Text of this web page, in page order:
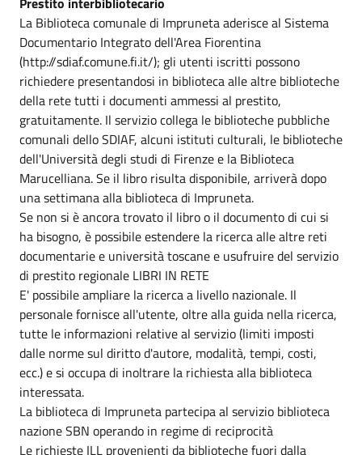
La Biblioteca comunale di Impruneta aderisce al Sistema
Documentario Integrato dell'Area Fiorentina
(http://sdiaf.comune.fi.it/); gli utenti iscritti possono
richiedere presentandosi in biblioteca alle altre biblioteche
della rete tutti i documenti ammessi al prestito,
gratuitamente. Il servizio collega le biblioteche pubbliche
comunali dello SDIAF, alcuni istituti culturali, le biblioteche
dell'Università degli studi di Firenze e la Biblioteca
Marucelliana. Se il libro risulta disponibile, arriverà dopo
una settimana alla biblioteca di Impruneta.
Se non si è ancora trovato il libro o il documento di cui si
ha bisogno, è possibile estendere la ricerca alle altre reti
documentarie e università toscane e usufruire del servizio
di prestito regionale LIBRI IN RETE
E' possibile ampliare la ricerca a livello nazionale. Il
personale fornisce all'utente, oltre alla guida nella ricerca,
tutte le informazioni relative al servizio (limiti imposti
dalle norme sul diritto d'autore, modalità, tempi, costi,
ecc.) e si occupa di inoltrare la richiesta alla biblioteca
interessata.
La biblioteca di Impruneta partecipa al servizio biblioteca
nazione SBN operando in regime di reciprocità
Le richieste ILL provenienti da biblioteche fuori dalla